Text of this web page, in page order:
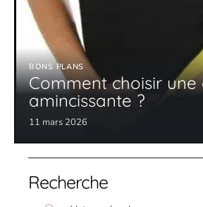
BONS PLANS
Comment choisir une
amincissante ?
11 mars 2026
Recherche